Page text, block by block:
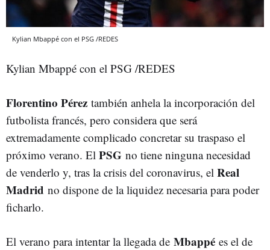
Kylian Mbappé con el PSG /REDES
Kylian Mbappé con el PSG /REDES
Florentino Pérez también anhela la incorporación del
futbolista francés, pero considera que será
extremadamente complicado concretar su traspaso el
próximo verano. El PSG no tiene ninguna necesidad
de venderlo y, tras la crisis del coronavirus, el Real
Madrid no dispone de la liquidez necesaria para poder
ficharlo.
El verano para intentar la llegada de Mbappé es el de